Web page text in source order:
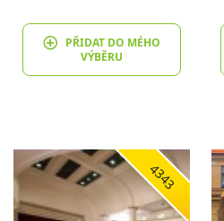
PŘIDAT DO MÉHO
VÝBĚRU
4343